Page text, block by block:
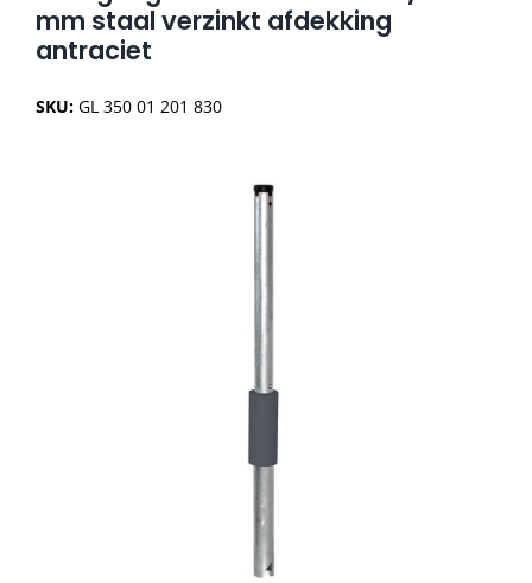
Stokparasols
mm staal verzinkt afdekking
antraciet
SKU: GL 350 01 201 830